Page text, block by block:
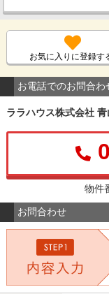
お気に入りに登録す
お電話でのお問合わ
ララハウス株式会社
物件
お問合わせ